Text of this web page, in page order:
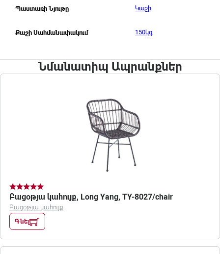
Պաստառի Նյութը Կաշի
Քաշի Սահմանափակում 150կգ
Նմանատիպ Ապրանքներ
Բացօթյա կահույք, Long Yang, TY-8027/chair
Բացօթյա կահույք
Գնել